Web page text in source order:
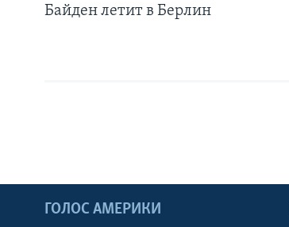
Байден летит в Берлин
ГОЛОС АМЕРИКИ